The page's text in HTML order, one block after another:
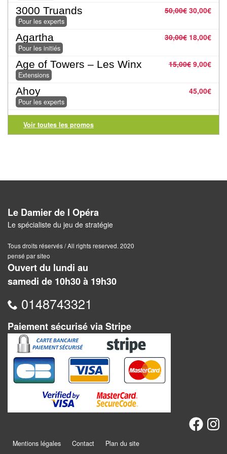
abstraits
Extensions
Casse-
têtes
Accessoires
Backgammon
Dominos
de
Dames
Coffrets
jeux
–
traditionnelles
Jeu
de
Dés
Maquettes
50,00€ 30,00€
3000 Truands
Pour les experts
30,00€ 18,00€
Agartha
Pour les initiés
15,00€ 9,00€
Age of Towers – Les Winx
Extensions
45,00€
Ahoy
Pour les experts
Voir toutes les promos
Le Damier de l Opéra
Le spécialiste du jeu de stratégie
Tous droits réservés / All rights reserved. 2020
pensé par siteo
Ouvert du lundi au
samedi de 10h30 à 19h30
0148743321
Paiement sécurisé via Stripe
Mentions légales Contact Plan du site